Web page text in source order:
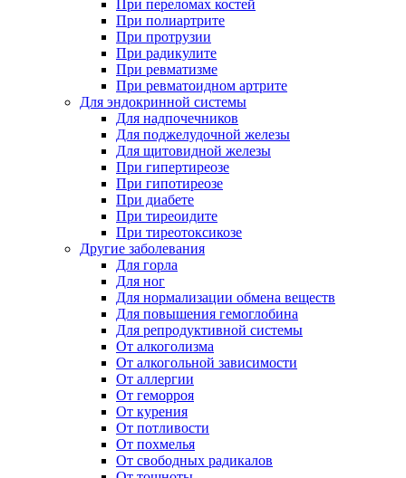
При переломах костей
При полиартрите
При протрузии
При радикулите
При ревматизме
При ревматоидном артрите
Для эндокринной системы
Для надпочечников
Для поджелудочной железы
Для щитовидной железы
При гипертиреозе
При гипотиреозе
При диабете
При тиреоидите
При тиреотоксикозе
Другие заболевания
Для горла
Для ног
Для нормализации обмена веществ
Для повышения гемоглобина
Для репродуктивной системы
От алкоголизма
От алкогольной зависимости
От аллергии
От геморроя
От курения
От потливости
От похмелья
От свободных радикалов